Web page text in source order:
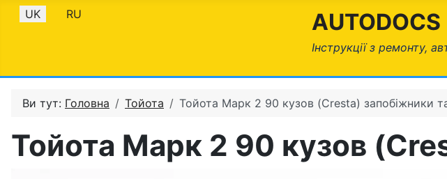
Оберіть свою мову
UK RU AUTODOCS
Інструкції з ремонту,
Ви тут: Головна Тойота Тойота Марк 2 90 кузов (Cresta) запобіжники
Тойота Марк 2 90 кузов